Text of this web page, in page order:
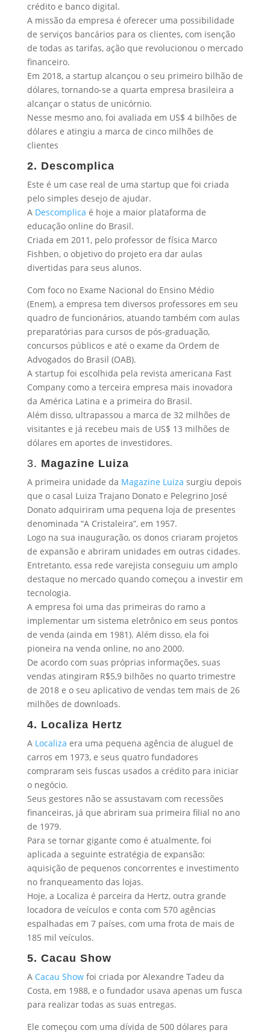
crédito e banco digital.
A missão da empresa é oferecer uma possibilidade
de serviços bancários para os clientes, com isenção
de todas as tarifas, ação que revolucionou o mercado
financeiro.
Em 2018, a startup alcançou o seu primeiro bilhão de
dólares, tornando-se a quarta empresa brasileira a
alcançar o status de unicórnio.
Nesse mesmo ano, foi avaliada em US$ 4 bilhões de
dólares e atingiu a marca de cinco milhões de
clientes
2. Descomplica
Este é um case real de uma startup que foi criada
pelo simples desejo de ajudar.
A Descomplica é hoje a maior plataforma de
educação online do Brasil.
Criada em 2011, pelo professor de física Marco
Fishben, o objetivo do projeto era dar aulas
divertidas para seus alunos.
Com foco no Exame Nacional do Ensino Médio
(Enem), a empresa tem diversos professores em seu
quadro de funcionários, atuando também com aulas
preparatórias para cursos de pós-graduação,
concursos públicos e até o exame da Ordem de
Advogados do Brasil (OAB).
A startup foi escolhida pela revista americana Fast
Company como a terceira empresa mais inovadora
da América Latina e a primeira do Brasil.
Além disso, ultrapassou a marca de 32 milhões de
visitantes e já recebeu mais de US$ 13 milhões de
dólares em aportes de investidores.
3. Magazine Luiza
A primeira unidade da Magazine Luiza surgiu depois
que o casal Luiza Trajano Donato e Pelegrino José
Donato adquiriram uma pequena loja de presentes
denominada “A Cristaleira”, em 1957.
Logo na sua inauguração, os donos criaram projetos
de expansão e abriram unidades em outras cidades.
Entretanto, essa rede varejista conseguiu um amplo
destaque no mercado quando começou a investir em
tecnologia.
A empresa foi uma das primeiras do ramo a
implementar um sistema eletrônico em seus pontos
de venda (ainda em 1981). Além disso, ela foi
pioneira na venda online, no ano 2000.
De acordo com suas próprias informações, suas
vendas atingiram R$5,9 bilhões no quarto trimestre
de 2018 e o seu aplicativo de vendas tem mais de 26
milhões de downloads.
4. Localiza Hertz
A Localiza era uma pequena agência de aluguel de
carros em 1973, e seus quatro fundadores
compraram seis fuscas usados a crédito para iniciar
o negócio.
Seus gestores não se assustavam com recessões
financeiras, já que abriram sua primeira filial no ano
de 1979.
Para se tornar gigante como é atualmente, foi
aplicada a seguinte estratégia de expansão:
aquisição de pequenos concorrentes e investimento
no franqueamento das lojas.
Hoje, a Localiza é parceira da Hertz, outra grande
locadora de veículos e conta com 570 agências
espalhadas em 7 países, com uma frota de mais de
185 mil veículos.
5. Cacau Show
A Cacau Showfoi criada por Alexandre Tadeu da
Costa, em 1988, e o fundador usava apenas um fusca
para realizar todas as suas entregas.
Ele começou com uma dívida de 500 dólares para